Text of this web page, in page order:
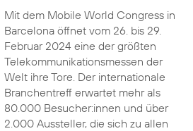
Mit dem Mobile World Congress in
Barcelona öffnet vom 26. bis 29.
Februar 2024 eine der größten
Telekommunikationsmessen der
Welt ihre Tore. Der internationale
Branchentreff erwartet mehr als
80.000 Besucher:innen und über
2.000 Aussteller, die sich zu allen